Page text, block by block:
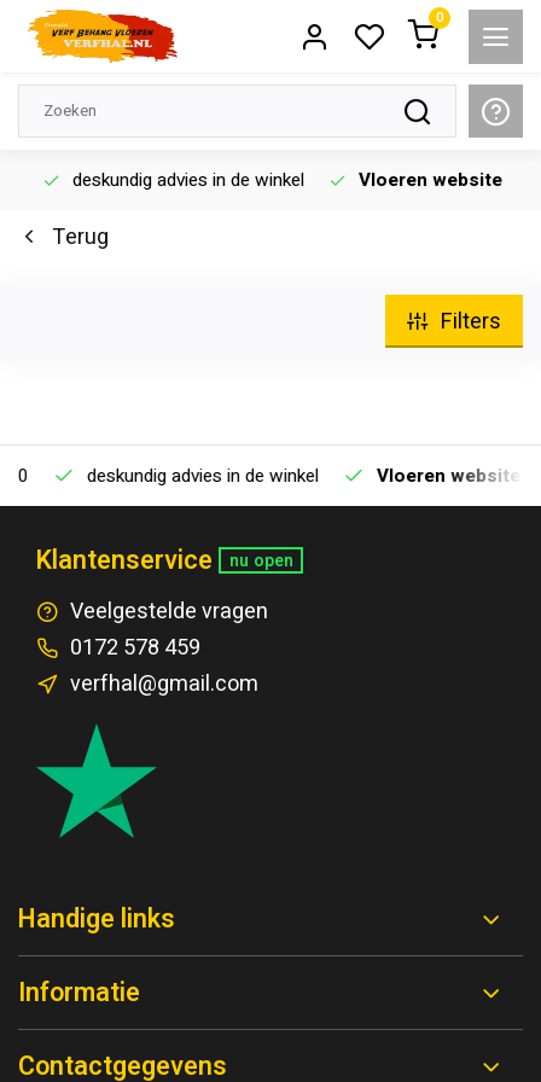
0
deskundig advies in de winkel Vloeren website
Terug
Filters
deskundig advies in de winkel Vloeren website
Klantenservice nu open
Veelgestelde vragen
0172 578 459
verfhal@gmail.com
Handige links
Informatie
Contactgegevens